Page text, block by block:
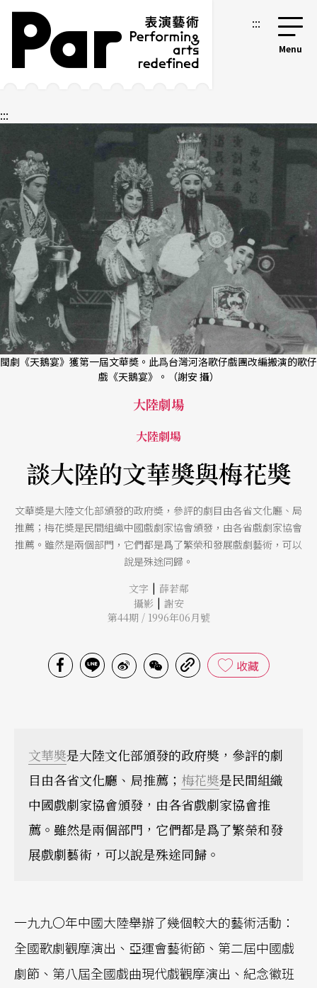
跳到主要內容區塊
網站導覽 :::
:::
閩劇《天鵝宴》獲第一屆文華奬。此爲台灣河洛歌仔戲團改編搬演的歌仔
戲《天鵝宴》。（謝安 攝）
大陸劇場
大陸劇場
談大陸的文華奬與梅花奬
文華奬是大陸文化部頒發的政府奬，參評的劇目由各省文化廳、局
推薦；梅花奬是民間組織中國戲劇家協會頒發，由各省戲劇家協會
推薦。雖然是兩個部門，它們都是爲了繁榮和發展戲劇藝術，可以
說是殊途同歸。
文字 | 薛若鄰
攝影 | 謝安
第44期 / 1996年06月號
收藏
文華奬是大陸文化部頒發的政府奬，參評的劇
目由各省文化廳、局推薦； 梅花奬是民間組織
中國戲劇家協會頒發，由各省戲劇家協會推
薦。雖然是兩個部門，它們都是爲了繁榮和發
展戲劇藝術，可以說是殊途同歸。
一九九〇年中國大陸舉辦了幾個較大的藝術活動：
全國歌劇觀摩演出、亞運會藝術節、第二屆中國戲
劇節、第八屆全國戲曲現代戲觀摩演出、紀念徽班